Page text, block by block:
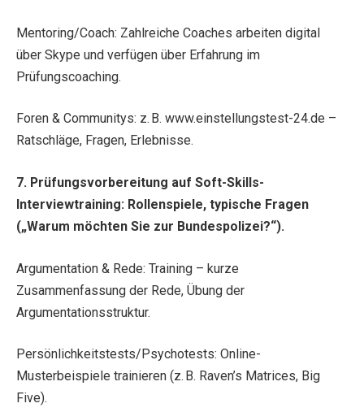
Mentoring/Coach: Zahlreiche Coaches arbeiten digital
über Skype und verfügen über Erfahrung im
Prüfungscoaching.
Foren & Communitys: z. B. www.einstellungstest-24.de –
Ratschläge, Fragen, Erlebnisse.
7. Prüfungsvorbereitung auf Soft-Skills-
Interviewtraining: Rollenspiele, typische Fragen
(„Warum möchten Sie zur Bundespolizei?“).
Argumentation & Rede: Training – kurze
Zusammenfassung der Rede, Übung der
Argumentationsstruktur.
Persönlichkeitstests/Psychotests: Online-
Musterbeispiele trainieren (z. B. Raven’s Matrices, Big
Five).